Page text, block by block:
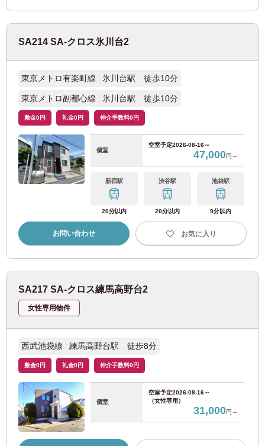
SA214 SA-クロス氷川台2
東京メトロ有楽町線 氷川台駅 徒歩10分
東京メトロ副都心線 氷川台駅 徒歩10分
敷金0円 礼金0円 仲介手数料0円
個室
空室予定2026-08-16～
47,000円～
新宿駅
20分以内
渋谷駅
20分以内
池袋駅
9分以内
お問い合わせ お気に入り
SA217 SA-クロス練馬高野台2
女性専用物件
西武池袋線 練馬高野台駅 徒歩8分
敷金0円 礼金0円 仲介手数料0円
個室
空室予定2026-08-16～
（女性専用）
31,000円～
都営三田線 (53)
都営浅草線 (27)
日暮里・舎人ライナー (20)
都電荒川線 (21)
東急電鉄
東急大井町線 (43)
東急世田谷線
東急目黒線 (41)
東急多摩川線
東急新横浜線 (3)